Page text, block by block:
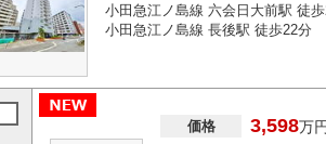
小田急江ノ島線 六会日大前駅 徒
小田急江ノ島線 長後駅 徒歩22分
価格 3,598万円